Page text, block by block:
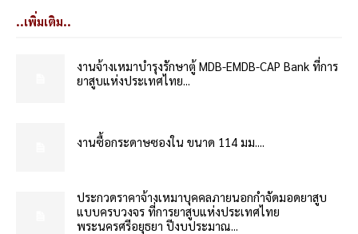
..เพิ่มเติม..
งานจ้างเหมาบำรุงรักษาตู้ MDB-EMDB-CAP Bank ที่การ
ยาสูบแห่งประเทศไทย...
งานซื้อกระดาษซองใน ขนาด 114 มม....
ประกวดราคาจ้างเหมาบุคคลภายนอกกำจัดมอดยาสูบ
แบบครบวงจร ที่การยาสูบแห่งประเทศไทย
พระนครศรีอยุธยา ปีงบประมาณ...